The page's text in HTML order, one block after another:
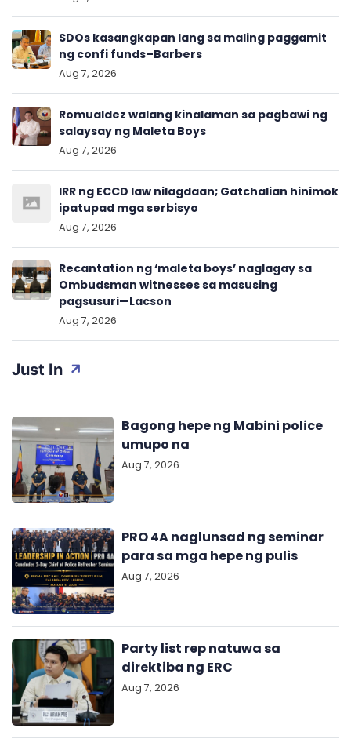
Just In
Bagong hepe ng Mabini police
umupo na
Aug 7, 2026
PRO 4A naglunsad ng seminar
para sa mga hepe ng pulis
Aug 7, 2026
Party list rep natuwa sa
direktiba ng ERC
Aug 7, 2026
SDOs kasangkapan lang sa maling paggamit
ng confi funds–Barbers
Aug 7, 2026
Romualdez walang kinalaman sa pagbawi ng
salaysay ng Maleta Boys
Aug 7, 2026
IRR ng ECCD law nilagdaan; Gatchalian hinimok
ipatupad mga serbisyo
Aug 7, 2026
Recantation ng ‘maleta boys’ naglagay sa
Ombudsman witnesses sa masusing
pagsusuri—Lacson
Aug 7, 2026